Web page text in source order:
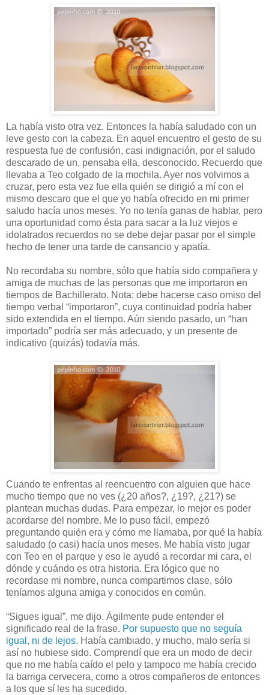
La había visto otra vez. Entonces la había saludado con un
leve gesto con la cabeza. En aquel encuentro el gesto de su
respuesta fue de confusión, casi indignación, por el saludo
descarado de un, pensaba ella, desconocido. Recuerdo que
llevaba a Teo colgado de la mochila. Ayer nos volvimos a
cruzar, pero esta vez fue ella quién se dirigió a mí con el
mismo descaro que el que yo había ofrecido en mi primer
saludo hacía unos meses. Yo no tenía ganas de hablar, pero
una oportunidad como ésta para sacar a la luz viejos e
idolatrados recuerdos no se debe dejar pasar por el simple
hecho de tener una tarde de cansancio y apatía.
No recordaba su nombre, sólo que había sido compañera y
amiga de muchas de las personas que me importaron en
tiempos de Bachillerato. Nota: debe hacerse caso omiso del
tiempo verbal “importaron”, cuya continuidad podría haber
sido extendida en el tiempo. Aún siendo pasado, un “han
importado” podría ser más adecuado, y un presente de
indicativo (quizás) todavía más.
Cuando te enfrentas al reencuentro con alguien que hace
mucho tiempo que no ves (¿20 años?, ¿19?, ¿21?) se
plantean muchas dudas. Para empezar, lo mejor es poder
acordarse del nombre. Me lo puso fácil, empezó
preguntando quién era y cómo me llamaba, por qué la había
saludado (o casi) hacía unos meses. Me había visto jugar
con Teo en el parque y eso le ayudó a recordar mi cara, el
dónde y cuándo es otra historia. Era lógico que no
recordase mi nombre, nunca compartimos clase, sólo
teníamos alguna amiga y conocidos en común.
“Sigues igual”, me dijo. Ágilmente pude entender el
significado real de la frase. Por supuesto que no seguía
igual, ni de lejos. Había cambiado, y mucho, malo sería si
así no hubiese sido. Comprendí que era un modo de decir
que no me había caído el pelo y tampoco me había crecido
la barriga cervecera, como a otros compañeros de entonces
a los que sí les ha sucedido.